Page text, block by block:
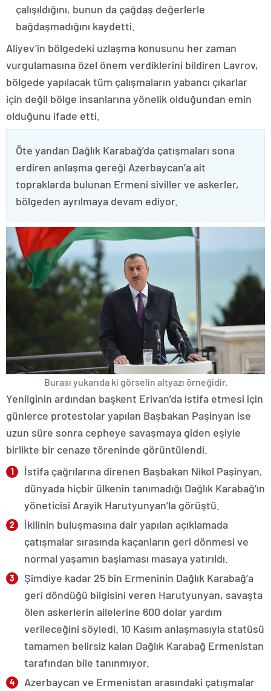
çalışıldığını, bunun da çağdaş değerlerle
bağdaşmadığını kaydetti.
Aliyev’in bölgedeki uzlaşma konusunu her zaman
vurgulamasına özel önem verdiklerini bildiren Lavrov,
bölgede yapılacak tüm çalışmaların yabancı çıkarlar
için değil bölge insanlarına yönelik olduğundan emin
olduğunu ifade etti.
Öte yandan Dağlık Karabağ’da çatışmaları sona
erdiren anlaşma gereği Azerbaycan’a ait
topraklarda bulunan Ermeni siviller ve askerler,
bölgeden ayrılmaya devam ediyor.
Burası yukarıda ki görselin altyazı örneğidir.
Yenilginin ardından başkent Erivan’da istifa etmesi için
günlerce protestolar yapılan Başbakan Paşinyan ise
uzun süre sonra cepheye savaşmaya giden eşiyle
birlikte bir cenaze töreninde görüntülendi.
İstifa çağrılarına direnen Başbakan Nikol Paşinyan,
dünyada hiçbir ülkenin tanımadığı Dağlık Karabağ’ın
yöneticisi Arayik Harutyunyan’la görüştü.
İkilinin buluşmasına dair yapılan açıklamada
çatışmalar sırasında kaçanların geri dönmesi ve
normal yaşamın başlaması masaya yatırıldı.
Şimdiye kadar 25 bin Ermeninin Dağlık Karabağ’a
geri döndüğü bilgisini veren Harutyunyan, savaşta
ölen askerlerin ailelerine 600 dolar yardım
verileceğini söyledi. 10 Kasım anlaşmasıyla statüsü
tamamen belirsiz kalan Dağlık Karabağ Ermenistan
tarafından bile tanınmıyor.
Azerbaycan ve Ermenistan arasındaki çatışmalar